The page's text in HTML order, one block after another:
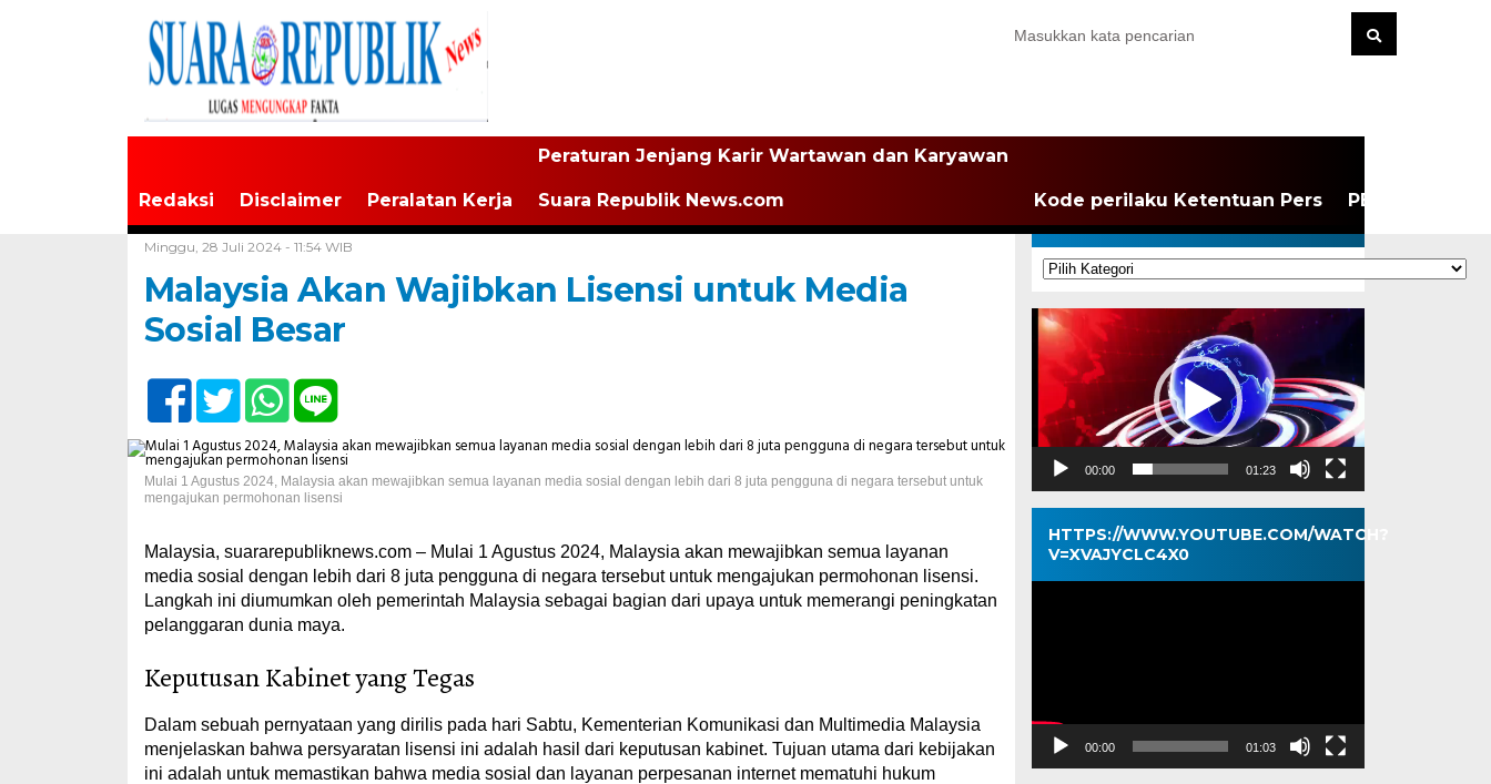
Redaksi Disclaimer Peralatan Kerja
Peraturan Jenjang Karir Wartawan dan Karyawan
Suara Republik News.com Kode perilaku Ketentuan Pers PEDOMAN
Minggu, 28 Juli 2024 - 11:54 WIB
Malaysia Akan Wajibkan Lisensi untuk Media
Sosial Besar
Mulai 1 Agustus 2024, Malaysia akan mewajibkan semua layanan media sosial dengan lebih dari 8 juta pengguna di negara tersebut untuk
mengajukan permohonan lisensi
Malaysia, suararepubliknews.com – Mulai 1 Agustus 2024, Malaysia akan mewajibkan semua layanan
media sosial dengan lebih dari 8 juta pengguna di negara tersebut untuk mengajukan permohonan lisensi.
Langkah ini diumumkan oleh pemerintah Malaysia sebagai bagian dari upaya untuk memerangi peningkatan
pelanggaran dunia maya.
Keputusan Kabinet yang Tegas
Dalam sebuah pernyataan yang dirilis pada hari Sabtu, Kementerian Komunikasi dan Multimedia Malaysia
menjelaskan bahwa persyaratan lisensi ini adalah hasil dari keputusan kabinet. Tujuan utama dari kebijakan
ini adalah untuk memastikan bahwa media sosial dan layanan perpesanan internet mematuhi hukum
KATEGORI
Kategori
Pemutar
Video
00:00 01:23
HTTPS://WWW.YOUTUBE.COM/WATCH?
V=XVAJYCLC4X0
Pemutar
00:00 01:03